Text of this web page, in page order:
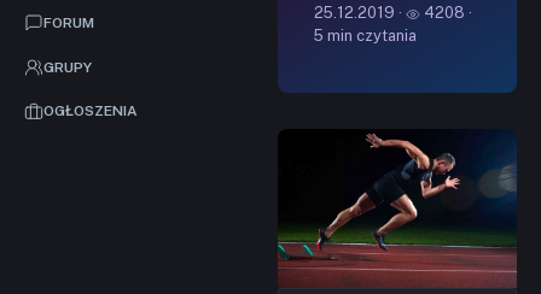
FORUM
GRUPY
OGŁOSZENIA
25.12.2019 ·
4208 ·
5 min czytania